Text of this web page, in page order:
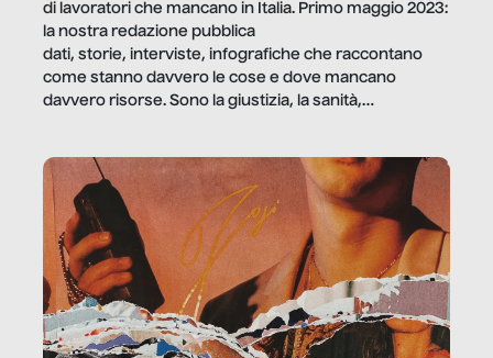
di lavoratori che mancano in Italia. Primo maggio 2023:
la nostra redazione pubblica
dati, storie, interviste, infografiche che raccontano
come stanno davvero le cose e dove mancano
davvero risorse. Sono la giustizia, la sanità,